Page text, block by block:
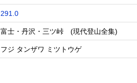
291.0
富士・丹沢・三ツ峠 (現代登山全集)
フジ タンザワ ミツトウゲ